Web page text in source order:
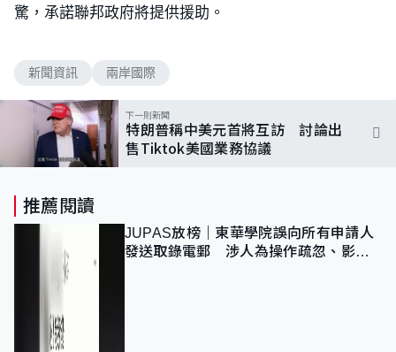
驚，承諾聯邦政府將提供援助。
新聞資訊 兩岸國際
下一則新聞
特朗普稱中美元首將互訪 討論出
售Tiktok美國業務協議
推薦閱讀
JUPAS放榜｜東華學院誤向所有申請人
發送取錄電郵 涉人為操作疏忽、影響